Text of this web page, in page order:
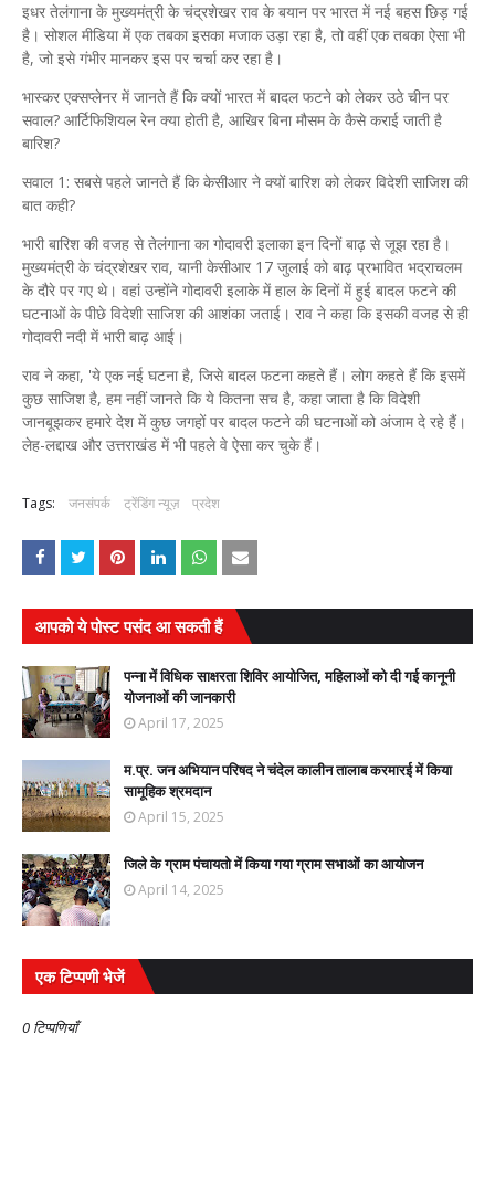
इधर तेलंगाना के मुख्यमंत्री के चंद्रशेखर राव के बयान पर भारत में नई बहस छिड़ गई
है। सोशल मीडिया में एक तबका इसका मजाक उड़ा रहा है, तो वहीं एक तबका ऐसा भी
है, जो इसे गंभीर मानकर इस पर चर्चा कर रहा है।
भास्कर एक्सप्लेनर में जानते हैं कि क्यों भारत में बादल फटने को लेकर उठे चीन पर
सवाल? आर्टिफिशियल रेन क्या होती है, आखिर बिना मौसम के कैसे कराई जाती है
बारिश?
सवाल 1: सबसे पहले जानते हैं कि केसीआर ने क्यों बारिश को लेकर विदेशी साजिश की
बात कही?
भारी बारिश की वजह से तेलंगाना का गोदावरी इलाका इन दिनों बाढ़ से जूझ रहा है।
मुख्यमंत्री के चंद्रशेखर राव, यानी केसीआर 17 जुलाई को बाढ़ प्रभावित भद्राचलम
के दौरे पर गए थे। वहां उन्होंने गोदावरी इलाके में हाल के दिनों में हुई बादल फटने की
घटनाओं के पीछे विदेशी साजिश की आशंका जताई। राव ने कहा कि इसकी वजह से ही
गोदावरी नदी में भारी बाढ़ आई।
राव ने कहा, 'ये एक नई घटना है, जिसे बादल फटना कहते हैं। लोग कहते हैं कि इसमें
कुछ साजिश है, हम नहीं जानते कि ये कितना सच है, कहा जाता है कि विदेशी
जानबूझकर हमारे देश में कुछ जगहों पर बादल फटने की घटनाओं को अंजाम दे रहे हैं।
लेह-लद्दाख और उत्तराखंड में भी पहले वे ऐसा कर चुके हैं।
Tags: जनसंपर्क ट्रेंडिंग न्यूज़ प्रदेश
आपको ये पोस्ट पसंद आ सकती हैं
पन्ना में विधिक साक्षरता शिविर आयोजित, महिलाओं को दी गई कानूनी
योजनाओं की जानकारी
April 17, 2025
म.प्र. जन अभियान परिषद ने चंदेल कालीन तालाब करमारई में किया
सामूहिक श्रमदान
April 15, 2025
जिले के ग्राम पंचायतो में किया गया ग्राम सभाओं का आयोजन
April 14, 2025
एक टिप्पणी भेजें
0 टिप्पणियाँ